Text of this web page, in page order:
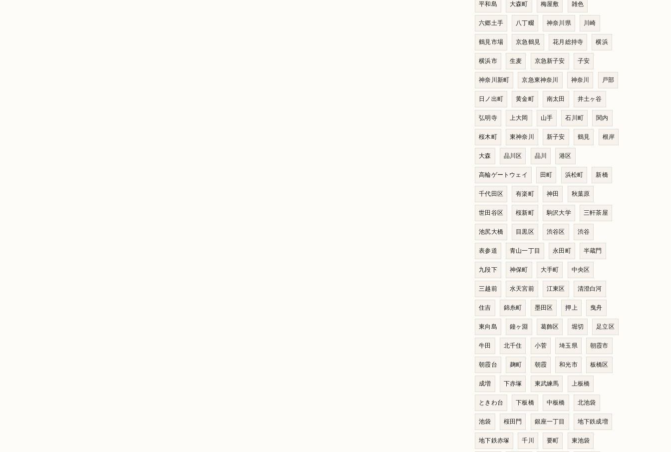
平和島 大森町 梅屋敷 雑色
六郷土手 八丁畷 神奈川県 川崎
鶴見市場 京急鶴見 花月総持寺 横浜
横浜市 生麦 京急新子安 子安
神奈川新町 京急東神奈川 神奈川 戸部
日ノ出町 黄金町 南太田 井土ヶ谷
弘明寺 上大岡 山手 石川町 関内
桜木町 東神奈川 新子安 鶴見 根岸
大森 品川区 品川 港区
高輪ゲートウェイ 田町 浜松町 新橋
千代田区 有楽町 神田 秋葉原
世田谷区 桜新町 駒沢大学 三軒茶屋
池尻大橋 目黒区 渋谷区 渋谷
表参道 青山一丁目 永田町 半蔵門
九段下 神保町 大手町 中央区
三越前 水天宮前 江東区 清澄白河
住吉 錦糸町 墨田区 押上 曳舟
東向島 鐘ヶ淵 葛飾区 堀切 足立区
牛田 北千住 小菅 埼玉県 朝霞市
朝霞台 麹町 朝霞 和光市 板橋区
成増 下赤塚 東武練馬 上板橋
ときわ台 下板橋 中板橋 北池袋
池袋 桜田門 銀座一丁目 地下鉄成増
地下鉄赤塚 千川 要町 東池袋